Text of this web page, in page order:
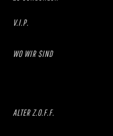
V.I.P.
WO WIR SIND
ALTER Z.O.F.F.